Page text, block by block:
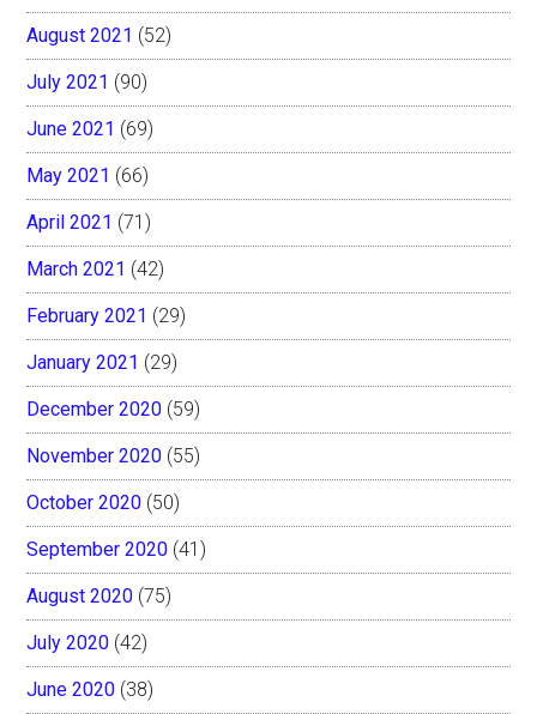
August 2021 (52)
July 2021 (90)
June 2021 (69)
May 2021 (66)
April 2021 (71)
March 2021 (42)
February 2021 (29)
January 2021 (29)
December 2020 (59)
November 2020 (55)
October 2020 (50)
September 2020 (41)
August 2020 (75)
July 2020 (42)
June 2020 (38)